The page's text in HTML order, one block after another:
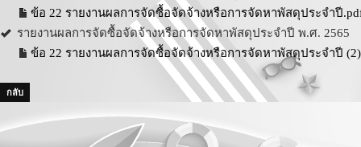
ข้อ 22 รายงานผลการจัดซื้อจัดจ้างหรือการจัดหาพัสดุประจำปี
รายงานผลการจัดซื้อจัดจ้างหรือการจัดหาพัสดุประจำปี พ.ศ. 2565
ข้อ 22 รายงานผลการจัดซื้อจัดจ้างหรือการจัดหาพัสดุประจำปี
กลับ